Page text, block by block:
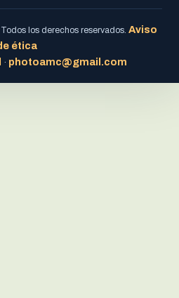
los derechos reservados. Aviso
ética
· photoamc@gmail.com